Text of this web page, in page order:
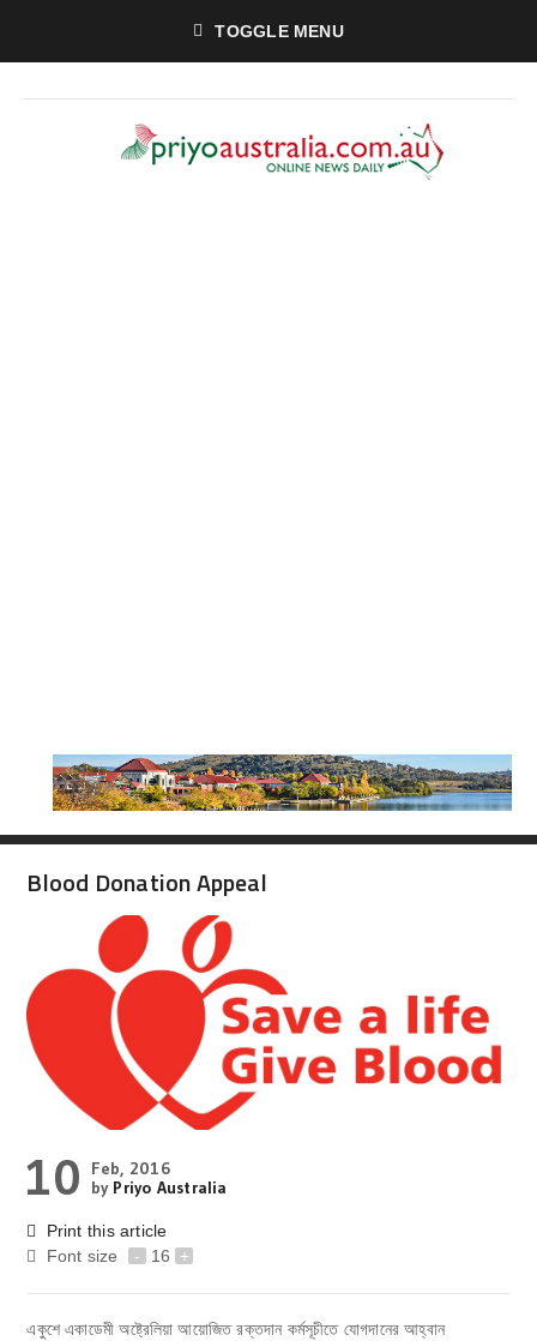
TOGGLE MENU
Blood Donation Appeal
10
Feb, 2016
by Priyo Australia
Print this article
Font size
- 16 +
একুশে একাডেমী অষ্ট্রেলিয়া আয়োজিত রক্তদান কর্মসূচীতে যোগদানের আহ্বান